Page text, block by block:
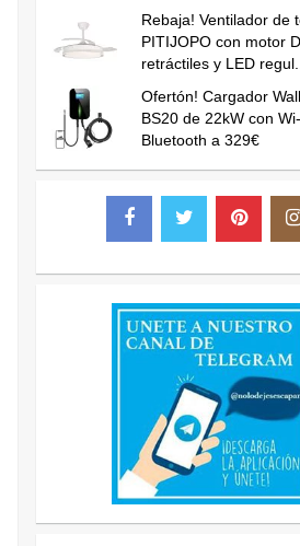
Rebaja! Ventilador de
PITIJOPO con motor
retráctiles y LED regul...
Ofertón! Cargador
BS20 de 22kW con
Bluetooth a 329€